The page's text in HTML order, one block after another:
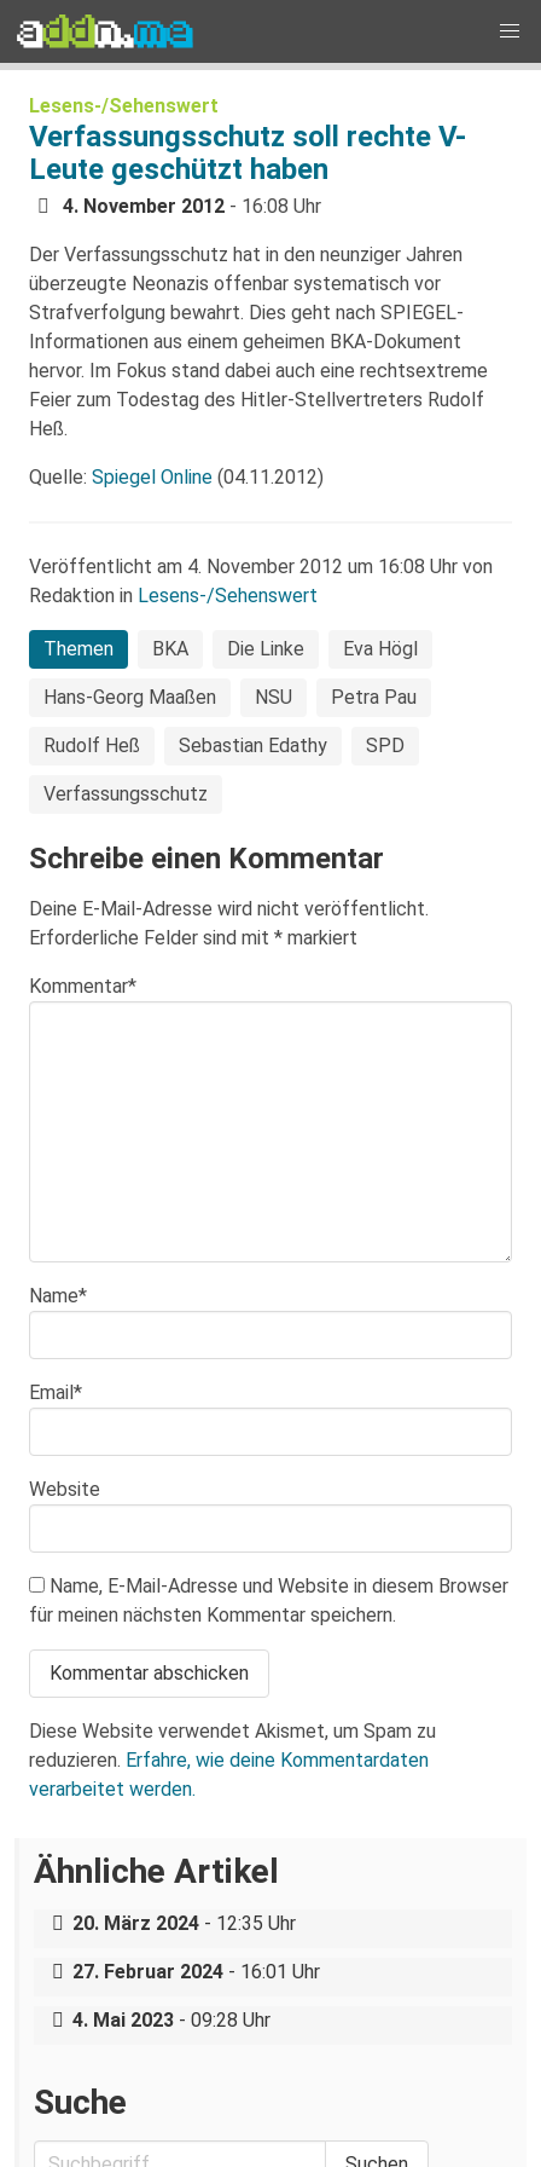
Lesens-/Sehenswert
Verfassungsschutz soll rechte V-
Leute geschützt haben
4. November 2012 - 16:08 Uhr
Der Verfassungsschutz hat in den neunziger Jahren
überzeugte Neonazis offenbar systematisch vor
Strafverfolgung bewahrt. Dies geht nach SPIEGEL-
Informationen aus einem geheimen BKA-Dokument
hervor. Im Fokus stand dabei auch eine rechtsextreme
Feier zum Todestag des Hitler-Stellvertreters Rudolf
Heß.
Quelle: Spiegel Online (04.11.2012)
Veröffentlicht am 4. November 2012 um 16:08 Uhr von
Redaktion in Lesens-/Sehenswert
Themen BKA Die Linke Eva Högl
Hans-Georg Maaßen NSU Petra Pau
Rudolf Heß Sebastian Edathy SPD
Verfassungsschutz
Schreibe einen Kommentar
Deine E-Mail-Adresse wird nicht veröffentlicht.
Erforderliche Felder sind mit * markiert
Kommentar*
Name*
Email*
Website
Name, E-Mail-Adresse und Website in diesem Browser
für meinen nächsten Kommentar speichern.
Diese Website verwendet Akismet, um Spam zu
reduzieren. Erfahre, wie deine Kommentardaten
verarbeitet werden.
Ähnliche Artikel
„Ein Krankenhaus, eine Belegschaft“ –
20. März 2024 - 12:35 Uhr
Das Gewaltmonopol im Kindergarten:
Landesjugendamt will Kinderladen Conni
27. Februar 2024 - 16:01 Uhr
4. Mai 2023 - 09:28 Uhr
Suche